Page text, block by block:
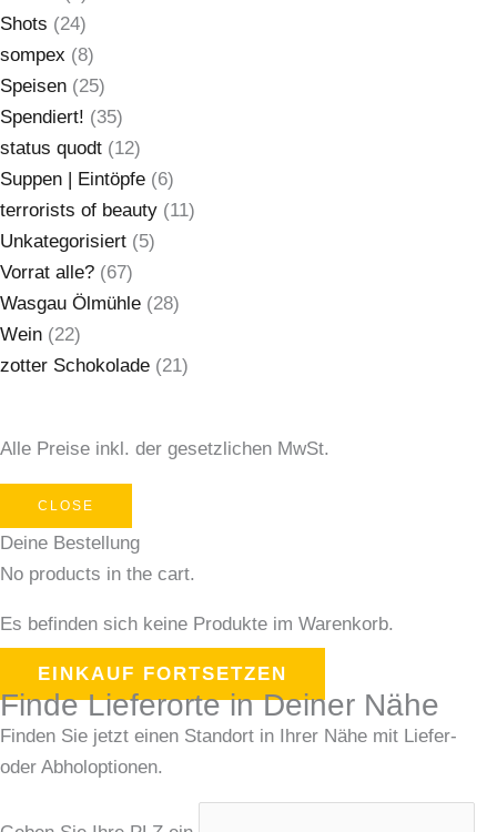
Shots (24)
sompex (8)
Speisen (25)
Spendiert! (35)
status quodt (12)
Suppen | Eintöpfe (6)
terrorists of beauty (11)
Unkategorisiert (5)
Vorrat alle? (67)
Wasgau Ölmühle (28)
Wein (22)
zotter Schokolade (21)
Alle Preise inkl. der gesetzlichen MwSt.
CLOSE
Deine Bestellung
No products in the cart.
Es befinden sich keine Produkte im Warenkorb.
EINKAUF FORTSETZEN
Finde Lieferorte in Deiner Nähe
Finden Sie jetzt einen Standort in Ihrer Nähe mit Liefer-
oder Abholoptionen.